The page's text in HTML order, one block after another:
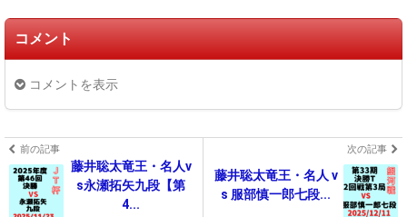
コメント
コメントを表示
前の記事
藤井聡太竜王・名人v
s永瀬拓矢九段【第
4...
次の記事
藤井聡太竜王・名人 v
s 服部慎一郎七段...